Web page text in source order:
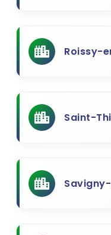
Roissy-
Saint-